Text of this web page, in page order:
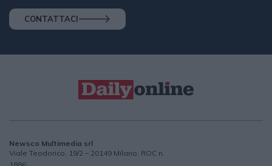
CONTATTACI
Newsco Multimedia srl
Viale Teodorico, 19/2 – 20149 Milano, ROC n.
1886